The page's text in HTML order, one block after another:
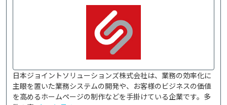
日本ジョイントソリューションズ株式会社は、業務の効率化に
主眼を置いた業務システムの開発や、お客様のビジネスの価値
を高めるホームページの制作などを手掛けている企業です。多